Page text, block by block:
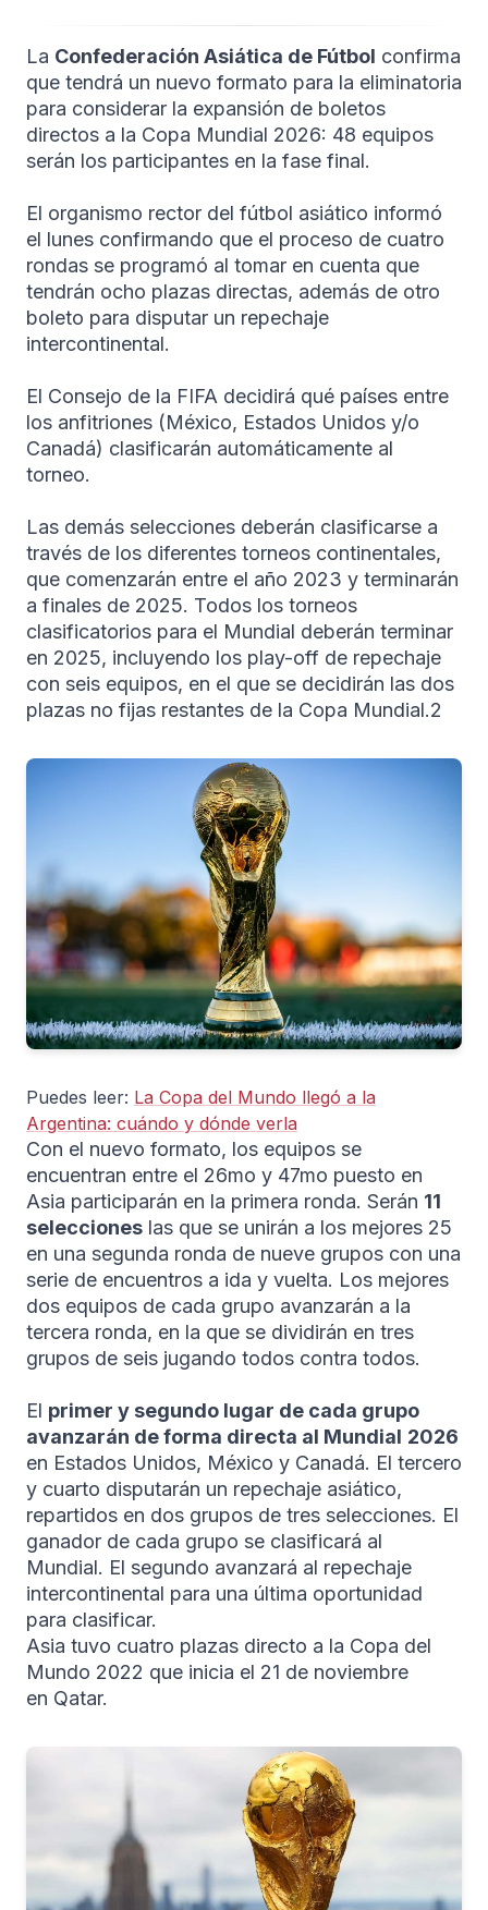
La Confederación Asiática de Fútbol confirma
que tendrá un nuevo formato para la eliminatoria
para considerar la expansión de boletos
directos a la Copa Mundial 2026: 48 equipos
serán los participantes en la fase final.
El organismo rector del fútbol asiático informó
el lunes confirmando que el proceso de cuatro
rondas se programó al tomar en cuenta que
tendrán ocho plazas directas, además de otro
boleto para disputar un repechaje
intercontinental.
El Consejo de la FIFA decidirá qué países entre
los anfitriones (México, Estados Unidos y/o
Canadá) clasificarán automáticamente al
torneo.
​Las demás selecciones deberán clasificarse a
través de los diferentes torneos continentales,
que comenzarán entre el año 2023 y terminarán
a finales de 2025. Todos los torneos
clasificatorios para el Mundial deberán terminar
en 2025, incluyendo los play-off de repechaje
con seis equipos, en el que se decidirán las dos
plazas no fijas restantes de la Copa Mundial.2
Puedes leer: La Copa del Mundo llegó a la
Argentina: cuándo y dónde verla
Con el nuevo formato, los equipos se
encuentran entre el 26mo y 47mo puesto en
Asia participarán en la primera ronda. Serán 11
selecciones las que se unirán a los mejores 25
en una segunda ronda de nueve grupos con una
serie de encuentros a ida y vuelta. Los mejores
dos equipos de cada grupo avanzarán a la
tercera ronda, en la que se dividirán en tres
grupos de seis jugando todos contra todos.
El primer y segundo lugar de cada grupo
avanzarán de forma directa al Mundial 2026
en Estados Unidos, México y Canadá. El tercero
y cuarto disputarán un repechaje asiático,
repartidos en dos grupos de tres selecciones. El
ganador de cada grupo se clasificará al
Mundial. El segundo avanzará al repechaje
intercontinental para una última oportunidad
para clasificar.
Asia tuvo cuatro plazas directo a la Copa del
Mundo 2022 que inicia el 21 de noviembre
en Qatar.